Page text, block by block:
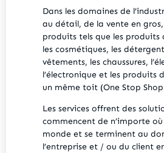
Dans les domaines de
au détail, de la vente en
produits tels que les produits
les cosmétiques, les
vêtements, les chaussures,
l’électronique et les produits
un même toit (One Stop
Les services offrent des
commencent de n’importe
monde et se terminent au
l’entreprise et / ou du client